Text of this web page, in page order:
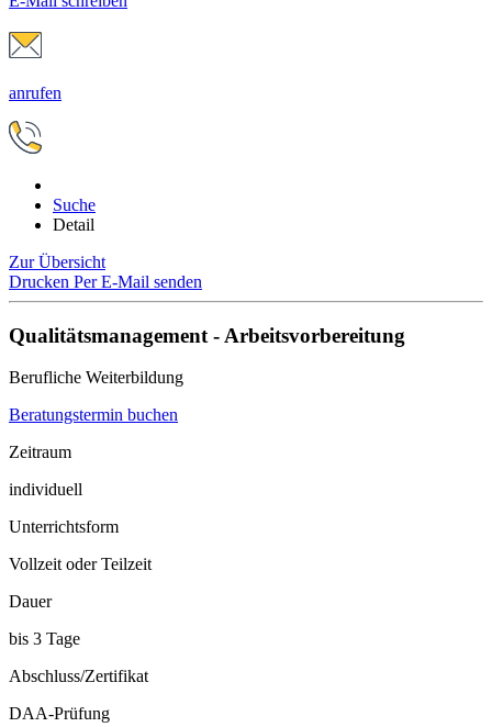
anrufen
Suche
Detail
Zur Übersicht
Drucken Per E-Mail senden
Qualitätsmanagement - Arbeitsvorbereitung
Berufliche Weiterbildung
Beratungstermin buchen
Zeitraum
individuell
Unterrichtsform
Vollzeit oder Teilzeit
Dauer
bis 3 Tage
Abschluss/Zertifikat
DAA-Prüfung